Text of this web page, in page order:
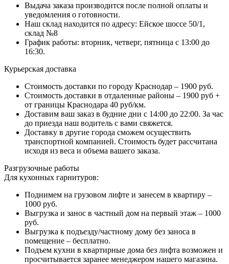
Выдача заказа производится после полной оплаты и
уведомления о готовности.
Наш склад находится по адресу: Ейское шоссе 50/1,
склад №8
График работы: вторник, четверг, пятница с 13:00 до
16:30.
Курьерская доставка
Стоимость доставки по городу Краснодар – 1900 руб.
Стоимость доставки в отдаленные районы – 1900 руб +
от границы Краснодара 40 руб/км.
Доставим ваш заказ в будние дни с 14:00 до 22:00. За час
до приезда наш водитель с вами свяжется.
Доставку в другие города сможем осуществить
транспортной компанией. Стоимость будет рассчитана
исходя из веса и объема вашего заказа.
Разгрузочные работы
Для кухонных гарнитуров:
Поднимем на грузовом лифте и занесем в квартиру –
1000 руб.
Выгрузка и занос в частный дом на первый этаж – 1000
руб.
Выгрузка к подъезду/частному дому без заноса в
помещение – бесплатно.
Подъем кухни в квартирные дома без лифта возможен и
просчитывается заранее менеджером нашего магазина.